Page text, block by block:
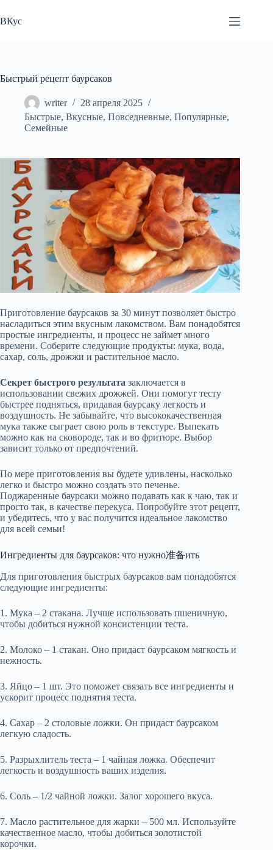
к
сути
ВКус
Быстрый рецепт баурсаков
writer
28 апреля 2025
Быстрые, Вкусные, Повседневные, Популярные,
Семейные
Приготовление баурсаков за 30 минут позволяет быстро
насладиться этим вкусным лакомством. Вам понадобятся
простые ингредиенты, и процесс не займет много
времени. Соберите следующие продукты: мука, вода,
сахар, соль, дрожжи и растительное масло.
Секрет быстрого результата заключается в
использовании свежих дрожжей. Они помогут тесту
быстрее подняться, придавая баурсаку легкость и
воздушность. Не забывайте, что высококачественная
мука также сыграет свою роль в текстуре. Выпекать
можно как на сковороде, так и во фритюре. Выбор
зависит только от предпочтений.
По мере приготовления вы будете удивлены, насколько
легко и быстро можно создать это печенье.
Поджаренные баурсаки можно подавать как к чаю, так и
просто так, в качестве перекуса. Попробуйте этот рецепт,
и убедитесь, что у вас получится идеальное лакомство
для всей семьи!
Ингредиенты для баурсаков: что нужно准备ить
Для приготовления быстрых баурсаков вам понадобятся
следующие ингредиенты:
1. Мука – 2 стакана. Лучше использовать пшеничную,
чтобы добиться нужной консистенции теста.
2. Молоко – 1 стакан. Оно придаст баурсаком мягкость и
нежность.
3. Яйцо – 1 шт. Это поможет связать все ингредиенты и
ускорит процесс поднятия теста.
4. Сахар – 2 столовые ложки. Он придаст баурсаком
легкую сладость.
5. Разрыхлитель теста – 1 чайная ложка. Обеспечит
легкость и воздушность ваших изделия.
6. Соль – 1/2 чайной ложки. Залог хорошего вкуса.
7. Масло растительное для жарки – 500 мл. Используйте
качественное масло, чтобы добиться золотистой
корочки.